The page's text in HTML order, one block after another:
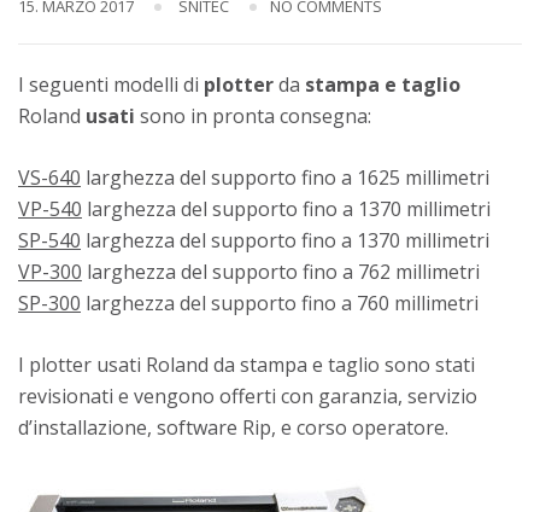
15. MARZO 2017 SNITEC NO COMMENTS
I seguenti modelli di plotterda stampa e taglio
Roland usati sono in pronta consegna:
VS-640 larghezza del supporto fino a 1625 millimetri
VP-540 larghezza del supporto fino a 1370 millimetri
SP-540 larghezza del supporto fino a 1370 millimetri
VP-300 larghezza del supporto fino a 762 millimetri
SP-300 larghezza del supporto fino a 760 millimetri
I plotter usati Roland da stampa e taglio sono stati
revisionati e vengono offerti con garanzia, servizio
d’installazione, software Rip, e corso operatore.